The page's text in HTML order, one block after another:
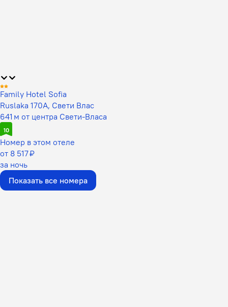
Family Hotel Sofia
Ruslaka 170A, Свети Влас
641 м от центра Свети-Власа
10
Номер в этом отеле
от 8 517 ₽
за ночь
Показать все номера